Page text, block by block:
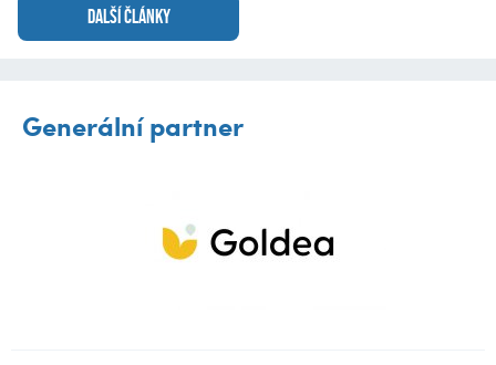
DALŠÍ ČLÁNKY
Generální partner